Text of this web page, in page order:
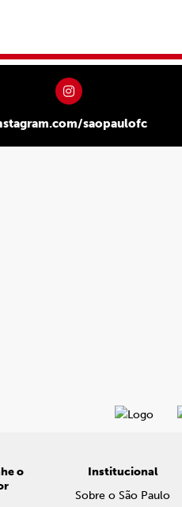
saopaulofc
o
Institucional
Sobre o São Paulo